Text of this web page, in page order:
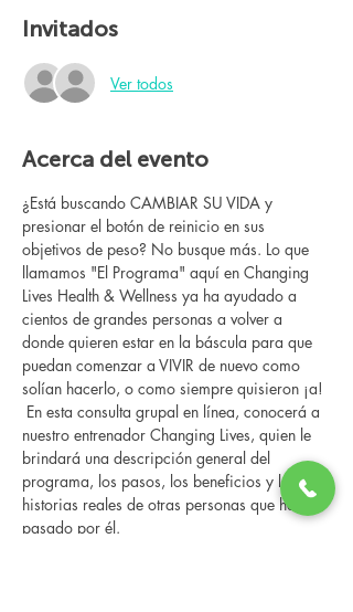
Invitados
Ver todos
Acerca del evento
¿Está buscando CAMBIAR SU VIDA y
presionar el botón de reinicio en sus
objetivos de peso? No busque más. Lo que
llamamos "El Programa" aquí en Changing
Lives Health & Wellness ya ha ayudado a
cientos de grandes personas a volver a
donde quieren estar en la báscula para que
puedan comenzar a VIVIR de nuevo como
solían hacerlo, o como siempre quisieron ¡a!
nuestro entrenador Changing Lives, quien le
brindará una descripción general del
programa, los pasos, los beneficios y las
historias reales de otras personas que han
pasado por él.